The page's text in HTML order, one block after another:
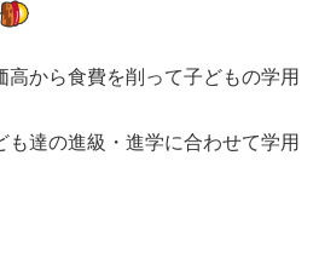
から食費を削って子どもの学用
も達の進級・進学に合わせて学用